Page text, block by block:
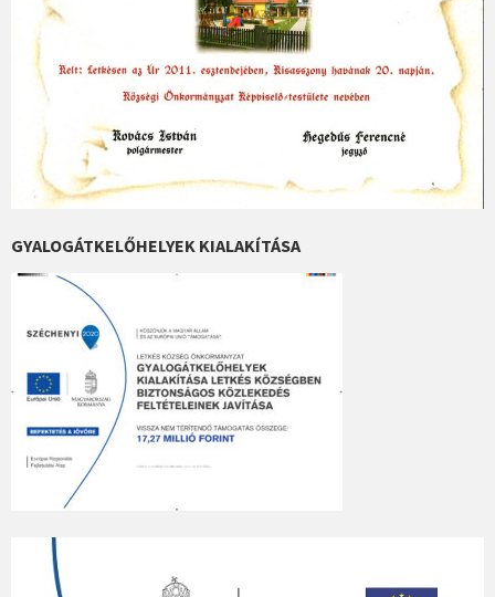
GYALOGÁTKELŐHELYEK KIALAKÍTÁSA